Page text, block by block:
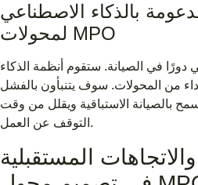
بالذكاء الاصطناعي
لمحولات MPO
في الصيانة. ستقوم أنظمة الذكاء
من المحولات. سوف يتنبأون بالفشل
بالصيانة الاستباقية ويقلل من وقت
التوقف عن العمل.
والاتجاهات المستقبلية